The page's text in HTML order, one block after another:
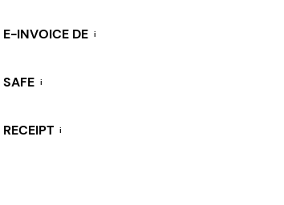
E-INVOICE DE i
SAFE i
RECEIPT i